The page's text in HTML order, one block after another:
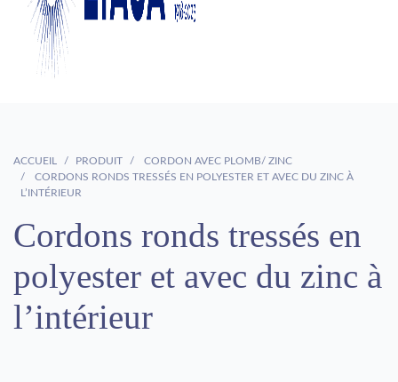
ACCUEIL PRODUIT
CORDON AVEC PLOMB/ ZINC
CORDONS RONDS TRESSÉS EN POLYESTER ET AVEC DU ZINC À
L’INTÉRIEUR
Cordons ronds tressés en
polyester et avec du zinc à
l’intérieur